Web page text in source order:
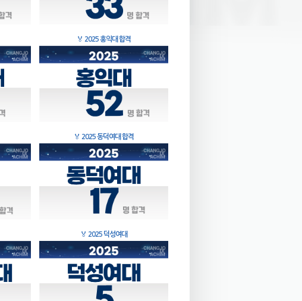
🏅 2025 홍익대 합격
🏅 2025 동덕여대 합격
🏅 2025 덕성여대